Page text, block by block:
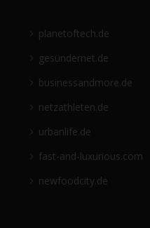
planetoftech.de
gesündernet.de
businessandmore.de
netzathleten.de
urbanlife.de
fast-and-luxurious.com
newfoodcity.de